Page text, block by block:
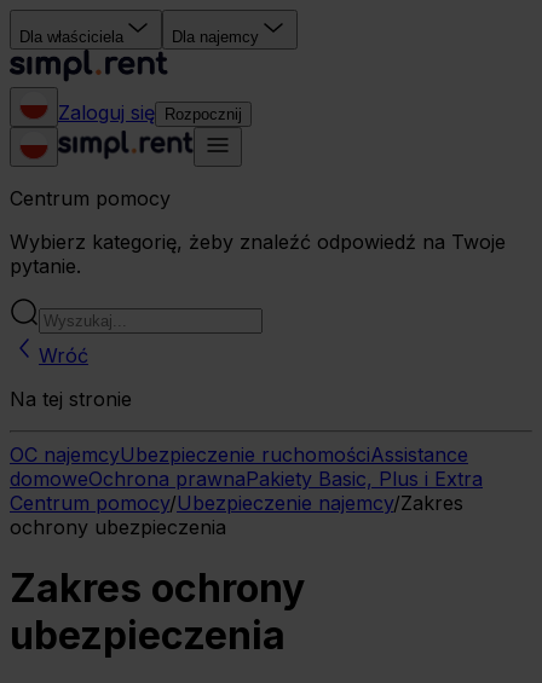
Dla właściciela Dla najemcy
Zaloguj się Rozpocznij
Centrum pomocy
Wybierz kategorię, żeby znaleźć odpowiedź na Twoje
pytanie.
Wróć
Na tej stronie
OC najemcyUbezpieczenie ruchomościAssistance
domoweOchrona prawnaPakiety Basic, Plus i Extra
Centrum pomocy/Ubezpieczenie najemcy/Zakres
ochrony ubezpieczenia
Zakres ochrony
ubezpieczenia